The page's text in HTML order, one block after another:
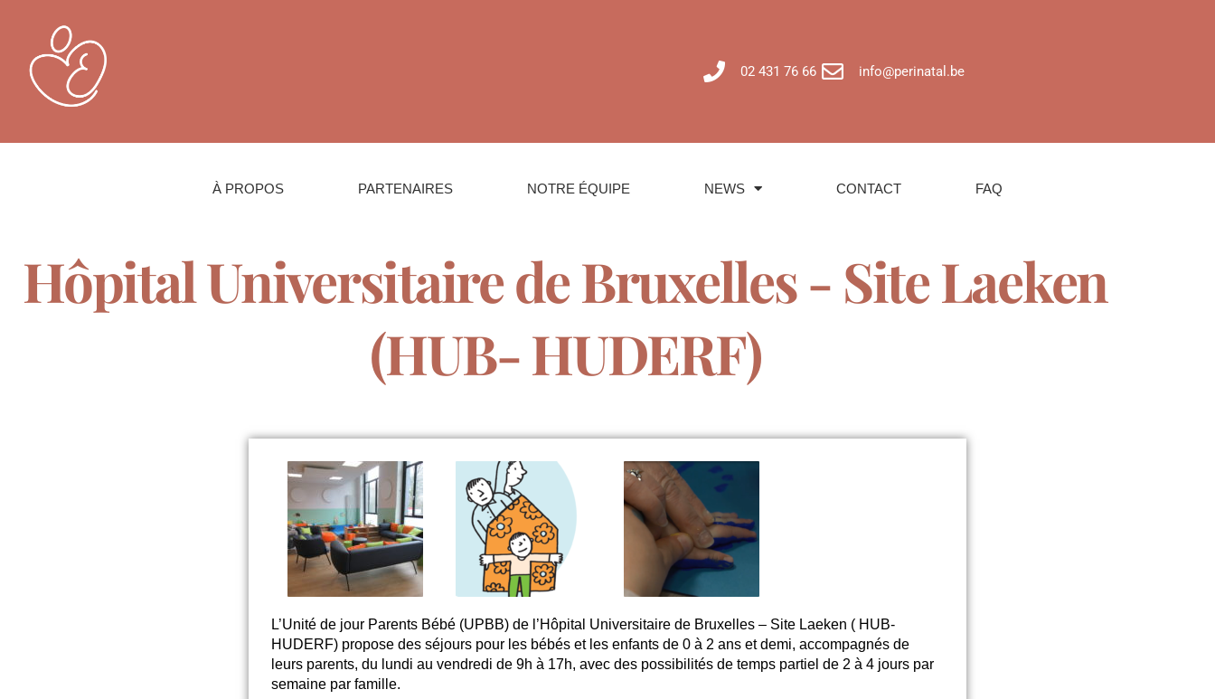
02 431 76 66 info@perinatal.be
À PROPOS PARTENAIRES NOTRE ÉQUIPE NEWS CONTACT FAQ
Hôpital Universitaire de Bruxelles - Site Laeken
(HUB- HUDERF)
L’Unité de jour Parents Bébé (UPBB) de l’Hôpital Universitaire de Bruxelles – Site Laeken ( HUB-
HUDERF) propose des séjours pour les bébés et les enfants de 0 à 2 ans et demi, accompagnés de
leurs parents, du lundi au vendredi de 9h à 17h, avec des possibilités de temps partiel de 2 à 4 jours par
semaine par famille.